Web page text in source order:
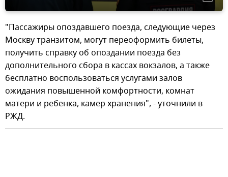
"Пассажиры опоздавшего поезда, следующие через
Москву транзитом, могут переоформить билеты,
получить справку об опоздании поезда без
дополнительного сбора в кассах вокзалов, а также
бесплатно воспользоваться услугами залов
ожидания повышенной комфортности, комнат
матери и ребенка, камер хранения", - уточнили в
РЖД.